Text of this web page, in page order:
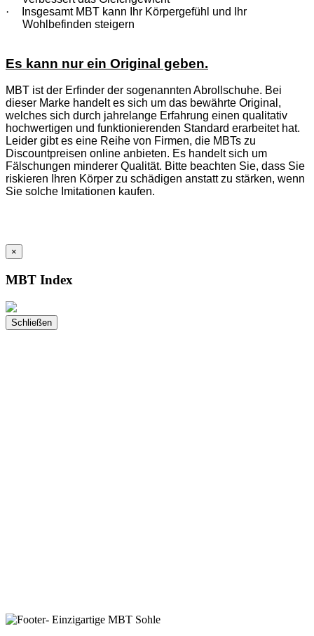
·
Insgesamt MBT kann Ihr Körpergefühl und Ihr
Wohlbefinden steigern
Es kann nur ein Original geben.
MBT ist der Erfinder der sogenannten Abrollschuhe. Bei
dieser Marke handelt es sich um das bewährte Original,
welches sich durch jahrelange Erfahrung einen qualitativ
hochwertigen und funktionierenden Standard erarbeitet hat.
Leider gibt es eine Reihe von Firmen, die MBTs zu
Discountpreisen online anbieten. Es handelt sich um
Fälschungen minderer Qualität. Bitte beachten Sie, dass Sie
riskieren Ihren Körper zu schädigen anstatt zu stärken, wenn
Sie solche Imitationen kaufen.
×
MBT Index
Schließen